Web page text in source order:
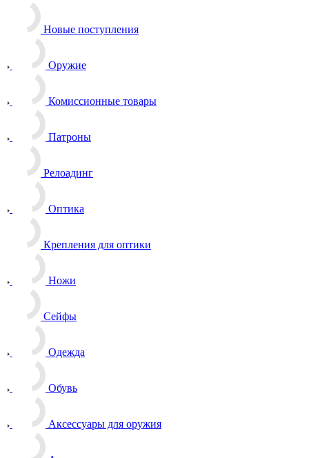
Новые поступления
Оружие
Комиссионные товары
Патроны
Релоадинг
Оптика
Крепления для оптики
Ножи
Сейфы
Одежда
Обувь
Аксессуары для оружия